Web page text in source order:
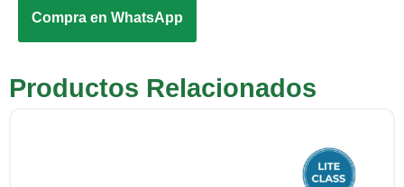
Compra en WhatsApp
Productos Relacionados